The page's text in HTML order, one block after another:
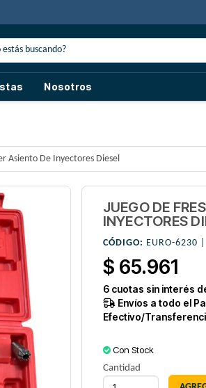
Nosotros
Asiento De Inyectores Diesel
JUEGO DE
INYECTORES
CÓDIGO: EURO-6230 |
$ 65.961
6cuotas sin interés
Envíos a todo el
Efectivo/
Con Stock
Cantidad